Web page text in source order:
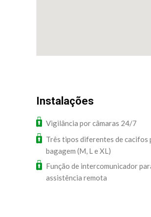
Instalações
Vigilância por câmaras 24/7
Três tipos diferentes de cacifos
bagagem (M, L e XL)
Função de intercomunicador
assistência remota